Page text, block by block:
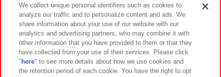
イベント・キャンペーン
関連会社 サステナビリティ サイトポリシー
We collect unique personal identifiers such as cookies to
analyze our traffic and to personalize content and ads. We
share information about your use of our website with our
analytics and advertising partners, who may combine it with
other information that you have provided to them or that they
have collected from your use of their services. Please click
" here" to see more details about how we use cookies and
the retention period of each cookie. You have the right to opt